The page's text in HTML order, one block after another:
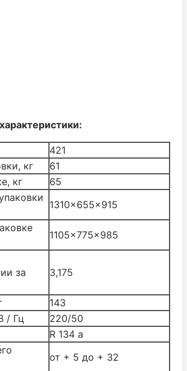
421
кг
61
кг
65
1310×655×915
1105×775×985
за
3,175
143
/ Гц
220/50
R 134 a
от + 5 до + 32